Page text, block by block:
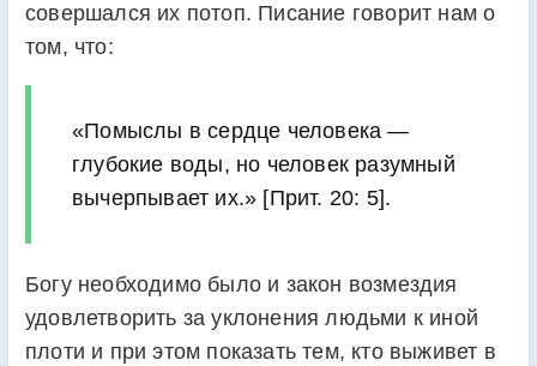
совершался их потоп. Писание говорит нам о
том, что:
«Помыслы в сердце человека —
глубокие воды, но человек разумный
вычерпывает их.» [Прит. 20: 5].
Богу необходимо было и закон возмездия
удовлетворить за уклонения людьми к иной
плоти и при этом показать тем, кто выживет в